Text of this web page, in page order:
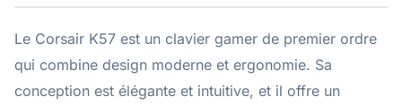
Le Corsair K57 est un clavier gamer de premier ordre
qui combine design moderne et ergonomie. Sa
conception est élégante et intuitive, et il offre un